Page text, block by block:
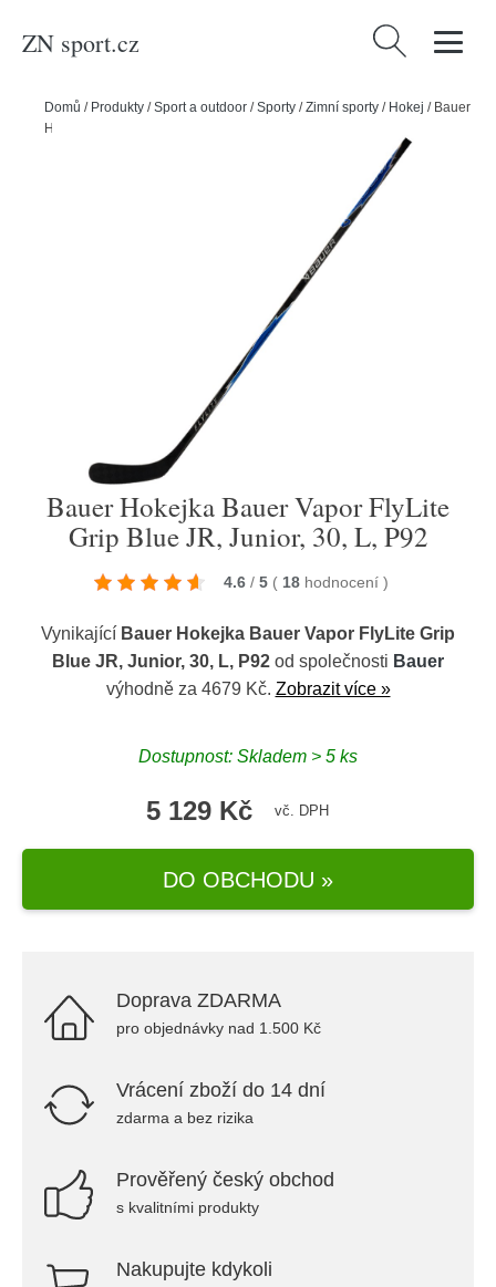
ZN sport.cz Vyhledávání
Domů / Produkty /Sport a outdoor /Sporty /Zimní sporty / Hokej / Bauer
Hokejka Bauer Vapor FlyLite Grip Blue JR, Junior, 30, L, P92
Bauer Hokejka Bauer Vapor FlyLite
Grip Blue JR, Junior, 30, L, P92
4.6 / 5 ( 18 hodnocení )
Vynikající Bauer Hokejka Bauer Vapor FlyLite Grip
Blue JR, Junior, 30, L, P92 od společnosti Bauer
výhodně za 4679 Kč. Zobrazit více »
Dostupnost: Skladem > 5 ks
5 129 Kč vč. DPH
DO OBCHODU »
Doprava ZDARMA
pro objednávky nad 1.500 Kč
Vrácení zboží do 14 dní
zdarma a bez rizika
Prověřený český obchod
s kvalitními produkty
Nakupujte kdykoli